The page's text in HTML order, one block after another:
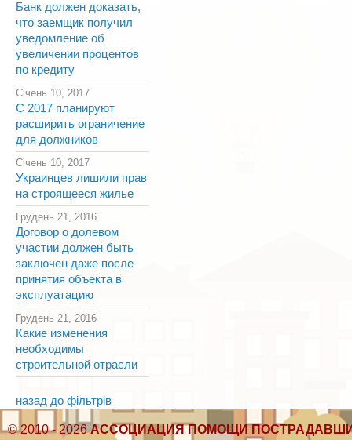
Банк должен доказать,
что заемщик получил
уведомление об
увеличении процентов
по кредиту
Січень 10, 2017
С 2017 планируют
расширить ограничение
для должников
Січень 10, 2017
Украинцев лишили прав
на строящееся жилье
Грудень 21, 2016
Договор о долевом
участии должен быть
заключен даже после
принятия объекта в
эксплуатацию
Грудень 21, 2016
Какие изменения
необходимы
строительной отрасли
назад до фільтрів
© 2010 - 2026АССОЦИАЦИЯ ПОМОЩИ